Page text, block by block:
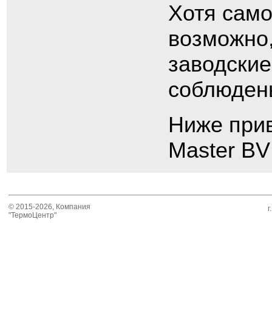
Хотя
Ниже
Master
© 2015-2026, Компания
"ТермоЦентр"